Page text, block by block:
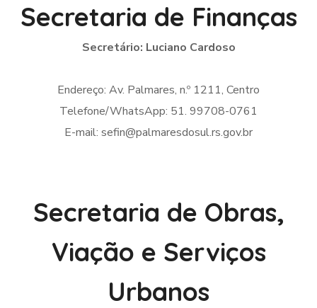
Secretaria de Finanças
Secretário: Luciano Cardoso
Endereço: Av. Palmares, n.º 1211, Centro
Telefone/WhatsApp: 51. 99708-0761
E-mail: sefin@palmaresdosul.rs.gov.br
Secretaria de Obras,
Viação e Serviços
Urbanos